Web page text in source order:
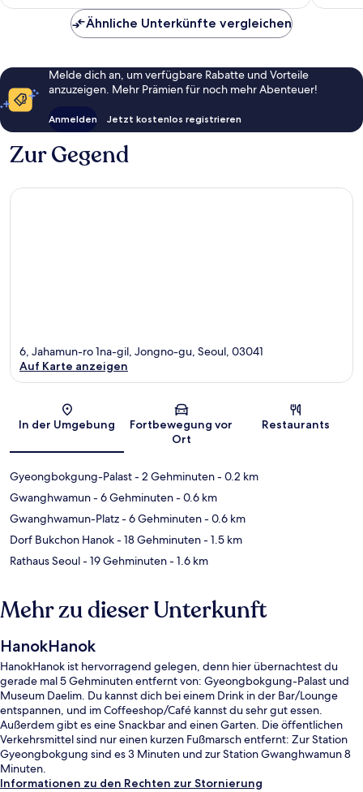
Ähnliche Unterkünfte vergleichen
Melde dich an, um verfügbare Rabatte und Vorteile
anzuzeigen. Mehr Prämien für noch mehr Abenteuer!
Anmelden Jetzt kostenlos registrieren
Zur Gegend
Karte
6, Jahamun-ro 1na-gil, Jongno-gu, Seoul, 03041
Auf Karte anzeigen
In der Umgebung
Fortbewegung vor
Ort
Restaurants
Gyeongbokgung-Palast- 2 Gehminuten- 0.2 km
Gwanghwamun- 6 Gehminuten- 0.6 km
Gwanghwamun-Platz- 6 Gehminuten- 0.6 km
Dorf Bukchon Hanok- 18 Gehminuten- 1.5 km
Rathaus Seoul- 19 Gehminuten- 1.6 km
Mehr zu dieser Unterkunft
HanokHanok
HanokHanok ist hervorragend gelegen, denn hier übernachtest du
gerade mal 5 Gehminuten entfernt von: Gyeongbokgung-Palast und
Museum Daelim. Du kannst dich bei einem Drink in der Bar/Lounge
entspannen, und im Coffeeshop/Café kannst du sehr gut essen.
Außerdem gibt es eine Snackbar and einen Garten. Die öffentlichen
Verkehrsmittel sind nur einen kurzen Fußmarsch entfernt: Zur Station
Gyeongbokgung sind es 3 Minuten und zur Station Gwanghwamun 8
Minuten.
Informationen zu den Rechten zur Stornierung